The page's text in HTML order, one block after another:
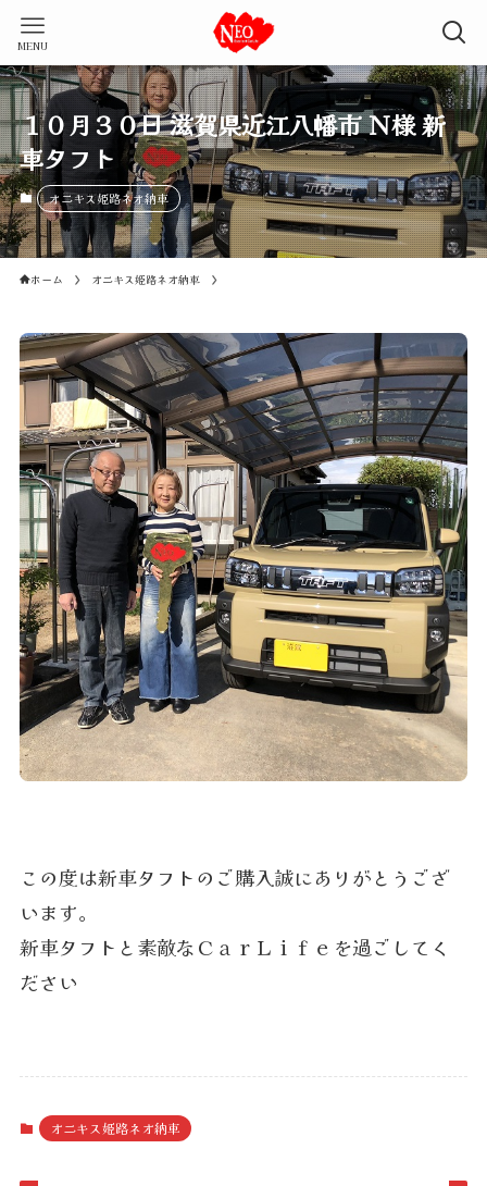
MENU
１０月３０日 滋賀県近江八幡市 Ｎ様 新
車タフト
オニキス姫路ネオ納車
ホーム オニキス姫路ネオ納車
この度は新車タフトのご購入誠にありがとうござ
います。
新車タフトと素敵なＣａｒＬｉｆｅを過ごしてく
ださい
オニキス姫路ネオ納車